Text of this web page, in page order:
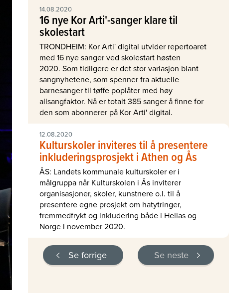
14.08.2020
16 nye Kor Arti'-sanger klare til
skolestart
TRONDHEIM: Kor Arti' digital utvider repertoaret
med 16 nye sanger ved skolestart høsten
2020. Som tidligere er det stor variasjon blant
sangnyhetene, som spenner fra aktuelle
barnesanger til tøffe poplåter med høy
allsangfaktor. Nå er totalt 385 sanger å finne for
den som abonnerer på Kor Arti' digital.
12.08.2020
Kulturskoler inviteres til å presentere
inkluderingsprosjekt i Athen og Ås
ÅS: Landets kommunale kulturskoler er i
målgruppa når Kulturskolen i Ås inviterer
organisasjoner, skoler, kunstnere o.l. til å
presentere egne prosjekt om hatytringer,
fremmedfrykt og inkludering både i Hellas og
Norge i november 2020.
Se forrige Se neste